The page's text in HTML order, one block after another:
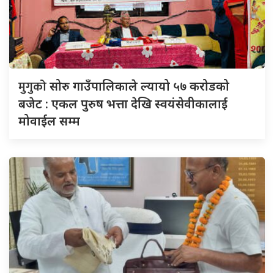
मुगुकोसोरु गाउँपालिकाले ल्यायो ५७ करोडको
बजेट : एकल पुरुष भत्ता देखि स्वयंसेवीकालाई
मोवाईल सम्म